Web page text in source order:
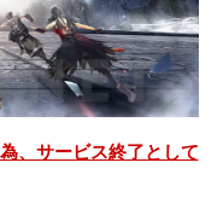
、サービス終了として